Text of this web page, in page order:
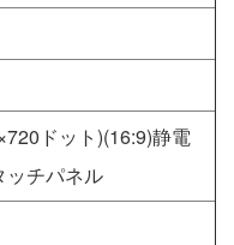
ドット)(16:9)静電
ッチパネル